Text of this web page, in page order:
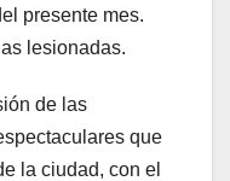
presente mes.
lesionadas.
de las
que
la ciudad, con el